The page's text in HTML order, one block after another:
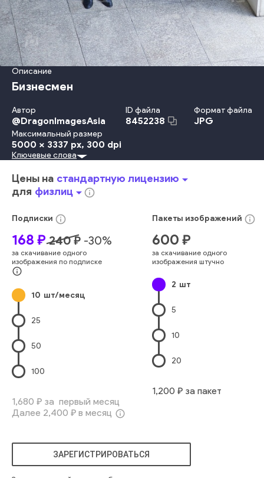
Описание
Бизнесмен
Автор
@DragonImagesAsia
ID файла
8452238
Формат файла
JPG
Максимальный размер
5000 x 3337 px, 300 dpi
Взрослый На Открытом Воздухе
Молодой Возраст В Полный Рост Выше
Хорошо Одетый
Портфель
Пассажир
Станция
Работник Умственного Труда
Мужской Пол
Праздничная Одежда Ворота
Покрытие Пола
Один Человек Городское Место Действия
Место Для Текста
Деловая Поездка
Только Взрослые
Корпоративный Бизнес
Европейского Происхождения
Только Мужчины
Костюм В Комплекте
мужчина
исполнительный
путешествие
полет
отъезд
авиакомпания
путешествовать
Ключевые слова
Цены на стандартную лицензиюarrow_drop_down
для физлицarrow_drop_downinfo_outline
Подписки info_outline
168 ₽ 240₽ -30%
за скачивание одного
изображения по подписке
info_outline
10 шт/месяц
25
50
100
1,680 ₽ за первый месяц
Далее 2,400 ₽ в месяц info_outline
Пакеты изображений info_outline
600 ₽
за скачивание одного
изображения штучно
2 шт
5
10
20
1,200 ₽ за пакет
ЗАРЕГИСТРИРОВАТЬСЯ